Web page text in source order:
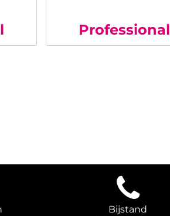
Professional
Bijstand